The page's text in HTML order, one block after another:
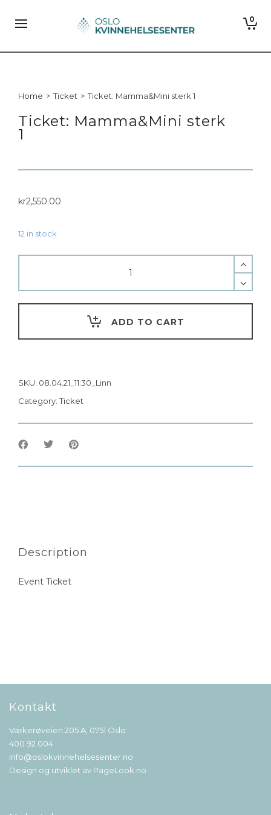
0
Home > Ticket > Ticket: Mamma&Mini sterk 1
Ticket: Mamma&Mini sterk
1
kr2,550.00
12 in stock
ADD TO CART
SKU: 08.04.21_11:30_Linn
Category:Ticket
Description
Event Ticket
Kontakt
Vækerøveien 205 A, 0751 Oslo
400 92 004
info@oslokvinnehelsesenter.no
Design og utviklet av PageLook.no